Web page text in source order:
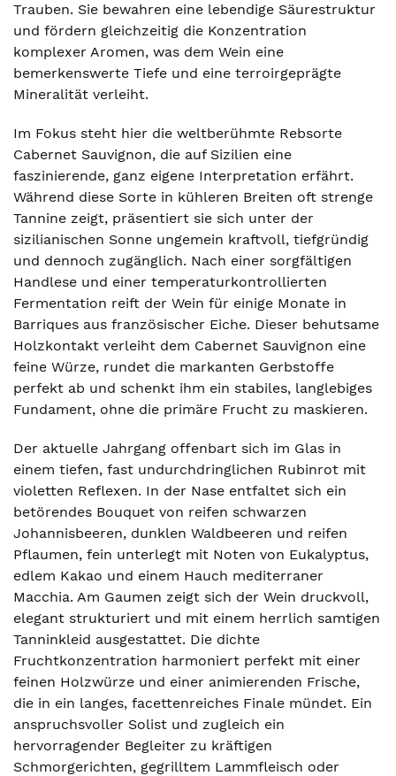
Trauben. Sie bewahren eine lebendige Säurestruktur
und fördern gleichzeitig die Konzentration
komplexer Aromen, was dem Wein eine
bemerkenswerte Tiefe und eine terroirgeprägte
Mineralität verleiht.
Im Fokus steht hier die weltberühmte Rebsorte
Cabernet Sauvignon, die auf Sizilien eine
faszinierende, ganz eigene Interpretation erfährt.
Während diese Sorte in kühleren Breiten oft strenge
Tannine zeigt, präsentiert sie sich unter der
sizilianischen Sonne ungemein kraftvoll, tiefgründig
und dennoch zugänglich. Nach einer sorgfältigen
Handlese und einer temperaturkontrollierten
Fermentation reift der Wein für einige Monate in
Barriques aus französischer Eiche. Dieser behutsame
Holzkontakt verleiht dem Cabernet Sauvignon eine
feine Würze, rundet die markanten Gerbstoffe
perfekt ab und schenkt ihm ein stabiles, langlebiges
Fundament, ohne die primäre Frucht zu maskieren.
Der aktuelle Jahrgang offenbart sich im Glas in
einem tiefen, fast undurchdringlichen Rubinrot mit
violetten Reflexen. In der Nase entfaltet sich ein
betörendes Bouquet von reifen schwarzen
Johannisbeeren, dunklen Waldbeeren und reifen
Pflaumen, fein unterlegt mit Noten von Eukalyptus,
edlem Kakao und einem Hauch mediterraner
Macchia. Am Gaumen zeigt sich der Wein druckvoll,
elegant strukturiert und mit einem herrlich samtigen
Tanninkleid ausgestattet. Die dichte
Fruchtkonzentration harmoniert perfekt mit einer
feinen Holzwürze und einer animierenden Frische,
die in ein langes, facettenreiches Finale mündet. Ein
anspruchsvoller Solist und zugleich ein
hervorragender Begleiter zu kräftigen
Schmorgerichten, gegrilltem Lammfleisch oder